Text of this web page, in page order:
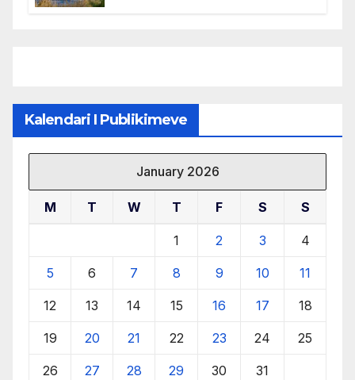
Kalendari I Publikimeve
January 2026
M T W T F S S
1 2 3 4
5 6 7 8 9 10 11
12 13 14 15 16 17 18
19 20 21 22 23 24 25
26 27 28 29 30 31